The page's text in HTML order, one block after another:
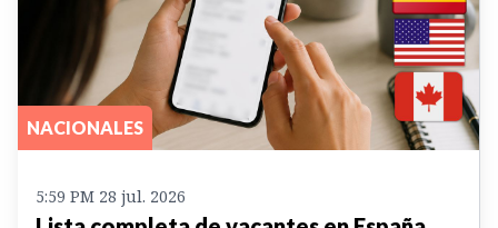
NACIONALES
5:59 PM 28 jul. 2026